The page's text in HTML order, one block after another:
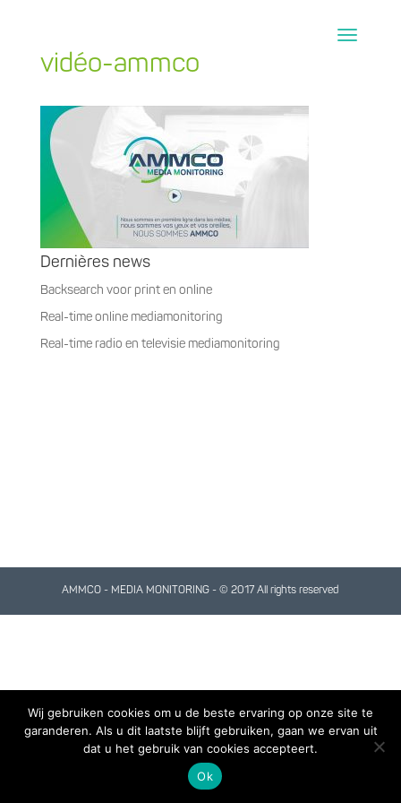
vidéo-ammco
Dernières news
Backsearch voor print en online
Real-time online mediamonitoring
Real-time radio en televisie mediamonitoring
AMMCO - MEDIA MONITORING - © 2017 All rights reserved
Wij gebruiken cookies om u de beste ervaring op onze site te
garanderen. Als u dit laatste blijft gebruiken, gaan we ervan uit
dat u het gebruik van cookies accepteert.
Ok